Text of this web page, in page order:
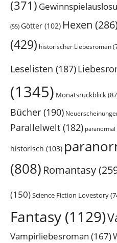
(371)
(55) Götter (102) Hexen (286)
(429) historischer Liebesroman
Leselisten (187)
(1345) Monatsrückblick
Bücher (190)
Parallelwelt (182) paranormal
historisch (103)
(808) Romantasy
(150)Science Fiction Lovestory
Fantasy (1129)
Vampirliebesroman (167)